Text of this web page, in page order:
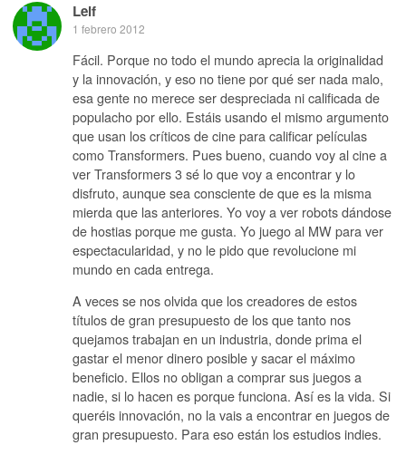
Leif
1 febrero 2012
Fácil. Porque no todo el mundo aprecia la originalidad
y la innovación, y eso no tiene por qué ser nada malo,
esa gente no merece ser despreciada ni calificada de
populacho por ello. Estáis usando el mismo argumento
que usan los críticos de cine para calificar películas
como Transformers. Pues bueno, cuando voy al cine a
ver Transformers 3 sé lo que voy a encontrar y lo
disfruto, aunque sea consciente de que es la misma
mierda que las anteriores. Yo voy a ver robots dándose
de hostias porque me gusta. Yo juego al MW para ver
espectacularidad, y no le pido que revolucione mi
mundo en cada entrega.
A veces se nos olvida que los creadores de estos
títulos de gran presupuesto de los que tanto nos
quejamos trabajan en un industria, donde prima el
gastar el menor dinero posible y sacar el máximo
beneficio. Ellos no obligan a comprar sus juegos a
nadie, si lo hacen es porque funciona. Así es la vida. Si
queréis innovación, no la vais a encontrar en juegos de
gran presupuesto. Para eso están los estudios indies.